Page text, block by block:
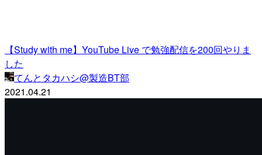
【Study with me】YouTube Live で勉強配信を200回やりま
した
てんとタカハシ@製造BT部
2021.04.21